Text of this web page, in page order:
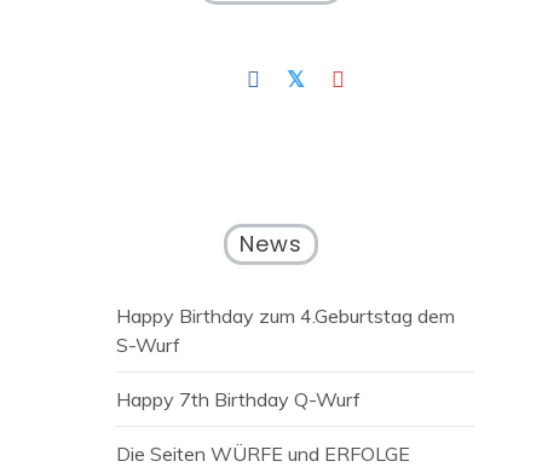
News
Happy Birthday zum 4.Geburtstag dem
S-Wurf
Happy 7th Birthday Q-Wurf
Die Seiten WÜRFE und ERFOLGE